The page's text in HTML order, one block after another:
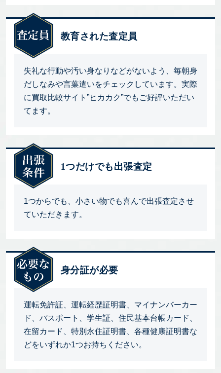
教育された査定員
失礼な行動や汚い身なりなどがないよう、毎朝身
だしなみや言葉遣いをチェックしています。実際
に買取比較サイト”ヒカカク”でもご好評いただい
てます。
1つだけでも出張査定
1つからでも、小さい物でも喜んで出張査定させ
ていただきます。
身分証が必要
運転免許証、運転経歴証明書、マイナンバーカー
ド、パスポート、学生証、住民基本台帳カード、
在留カード、特別永住証明書、各種健康証明書な
どをいずれか1つお持ちください。